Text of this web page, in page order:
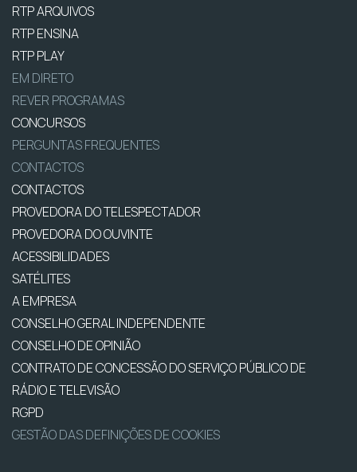
RTP ARQUIVOS
RTP ENSINA
RTP PLAY
EM DIRETO
REVER PROGRAMAS
CONCURSOS
PERGUNTAS FREQUENTES
CONTACTOS
CONTACTOS
PROVEDORA DO TELESPECTADOR
PROVEDORA DO OUVINTE
ACESSIBILIDADES
SATÉLITES
A EMPRESA
CONSELHO GERAL INDEPENDENTE
CONSELHO DE OPINIÃO
CONTRATO DE CONCESSÃO DO SERVIÇO PÚBLICO DE
RÁDIO E TELEVISÃO
RGPD
GESTÃO DAS DEFINIÇÕES DE COOKIES